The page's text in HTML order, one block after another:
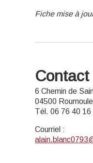
Fiche mise à
Contact
6 Chemin de
04500
Tél. 06 76 40 16
Courriel :